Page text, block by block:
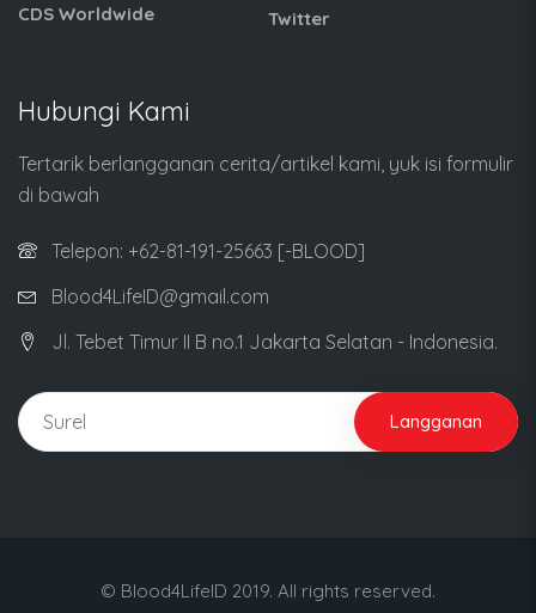
CDS Worldwide
Twitter
Hubungi Kami
Tertarik berlangganan cerita/artikel kami, yuk isi formulir
di bawah
Telepon: +62-81-191-25663 [-BLOOD]
Blood4LifeID@gmail.com
Jl. Tebet Timur II B no.1 Jakarta Selatan - Indonesia.
Langganan
© Blood4LifeID 2019. All rights reserved.